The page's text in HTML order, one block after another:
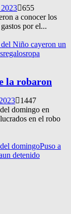
655
a conocer los
por el...
Niño cayeron un
regalosropa
la robaron
1447
domingo en
en el robo
domingoPuso a
un detenido